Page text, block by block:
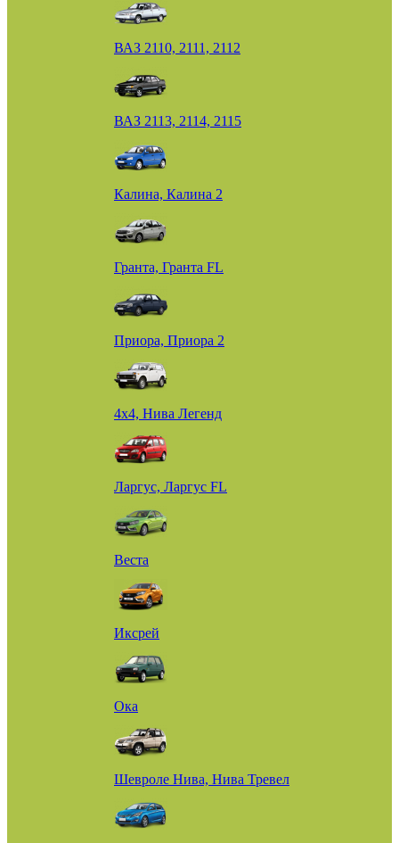
ВАЗ 2110, 2111, 2112
ВАЗ 2113, 2114, 2115
Калина, Калина 2
Гранта, Гранта FL
Приора, Приора 2
4х4, Нива Легенд
Ларгус, Ларгус FL
Веста
Иксрей
Ока
Шевроле Нива, Нива Тревел